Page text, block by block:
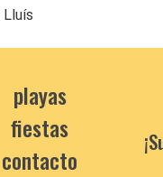
Lluís
playas
fiestas
contacto